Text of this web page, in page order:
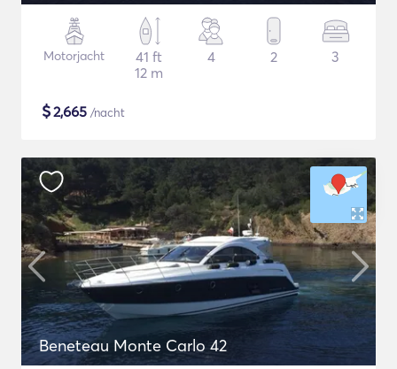
Motorjacht
41 ft
12 m
4 2 3
$2,665 /nacht
Beneteau Monte Carlo 42